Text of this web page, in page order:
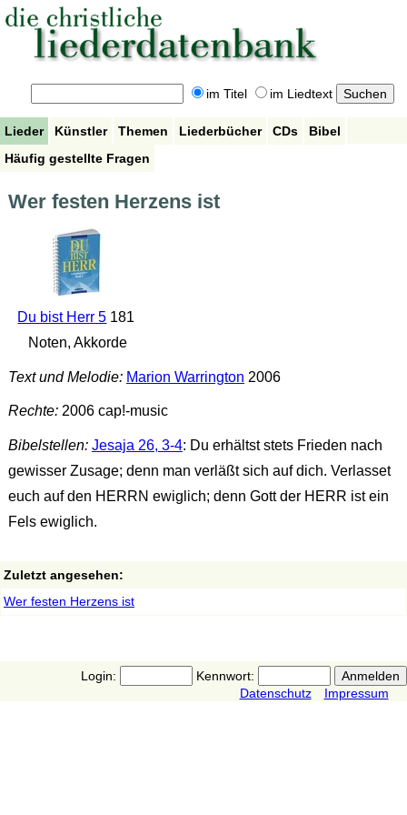
im Titel im Liedtext
Lieder Künstler Themen Liederbücher CDs
Bibel
Häufig gestellte Fragen
Wer festen Herzens ist
Du bist Herr 5 181
Noten, Akkorde
Text und Melodie: Marion Warrington 2006
Rechte:2006 cap!-music
Bibelstellen: Jesaja 26, 3-4: Du erhältst stets Frieden nach
gewisser Zusage; denn man verläßt sich auf dich. Verlasset
euch auf den HERRN ewiglich; denn Gott der HERR ist ein
Fels ewiglich.
Zuletzt angesehen:
Wer festen Herzens ist
Login:
Kennwort:
Datenschutz
Impressum